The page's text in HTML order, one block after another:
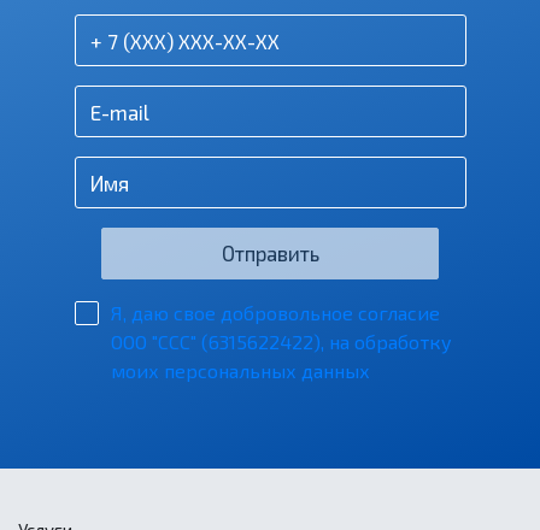
Отправить
Я, даю свое добровольное согласие
ООО "ССС" (6315622422), на обработку
моих персональных данных